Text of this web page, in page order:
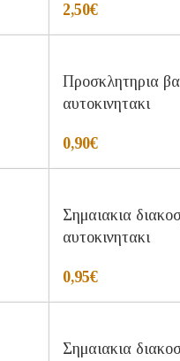
2,50€
Προσκλητηρια
αυτοκινητακι
0,90€
Σημαιακια
αυτοκινητακι
0,95€
Σημαιακια